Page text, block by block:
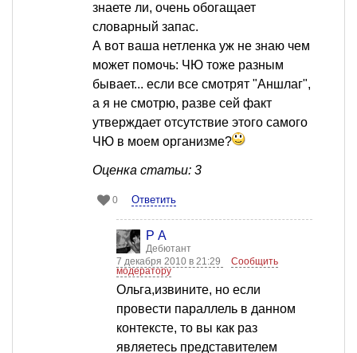
знаете ли, очень обогащает
словарный запас.
А вот ваша нетленка уж не знаю чем
может помочь: ЧЮ тоже разным
бывает... если все смотрят "Аншлаг",
а я не смотрю, разве сей факт
утверждает отсутствие этого самого
ЧЮ в моем организме?
Оценка статьи: 3
0 Ответить
Р А
Дебютант
7 декабря 2010 в 21:29
Сообщить
модератору
Ольга,извините, но если
провести параллель в данном
контексте, то вы как раз
являетесь представителем